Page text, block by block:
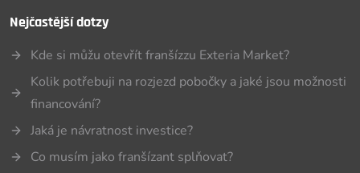
Nejčastější dotzy
Kde si můžu otevřít franšízzu Exteria Market?
Kolik potřebuji na rozjezd pobočky a jaké jsou možnosti
financování?
Jaká je návratnost investice?
Co musím jako franšízant splňovat?